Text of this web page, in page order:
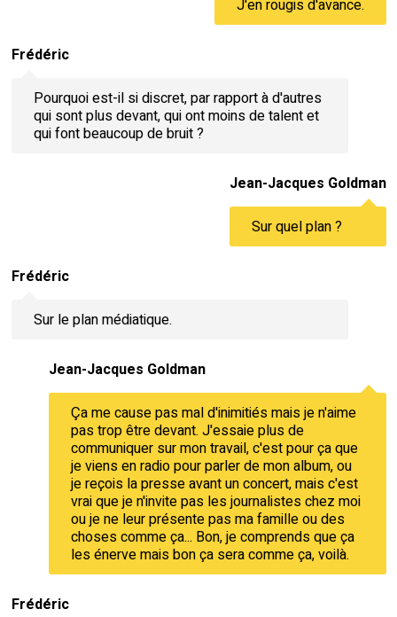
J'en rougis d'avance.
Frédéric
Pourquoi est-il si discret, par rapport à d'autres
qui sont plus devant, qui ont moins de talent et
qui font beaucoup de bruit ?
Jean-Jacques Goldman
Sur quel plan ?
Frédéric
Sur le plan médiatique.
Jean-Jacques Goldman
Ça me cause pas mal d'inimitiés mais je n'aime
pas trop être devant. J'essaie plus de
communiquer sur mon travail, c'est pour ça que
je viens en radio pour parler de mon album, ou
je reçois la presse avant un concert, mais c'est
vrai que je n'invite pas les journalistes chez moi
ou je ne leur présente pas ma famille ou des
choses comme ça... Bon, je comprends que ça
les énerve mais bon ça sera comme ça, voilà.
Frédéric